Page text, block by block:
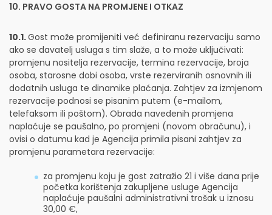
10. PRAVO GOSTA NA PROMJENE I OTKAZ
10.1.Gost može promijeniti već definiranu rezervaciju samo
ako se davatelj usluga s tim slaže, a to može uključivati:
promjenu nositelja rezervacije, termina rezervacije, broja
osoba, starosne dobi osoba, vrste rezerviranih osnovnih ili
dodatnih usluga te dinamike plaćanja. Zahtjev za izmjenom
rezervacije podnosi se pisanim putem (e-mailom,
telefaksom ili poštom). Obrada navedenih promjena
naplaćuje se paušalno, po promjeni (novom obračunu), i
ovisi o datumu kad je Agencija primila pisani zahtjev za
promjenu parametara rezervacije:
za promjenu koju je gost zatražio 21 i više dana prije
početka korištenja zakupljene usluge Agencija
naplaćuje paušalni administrativni trošak u iznosu
30,00 €,